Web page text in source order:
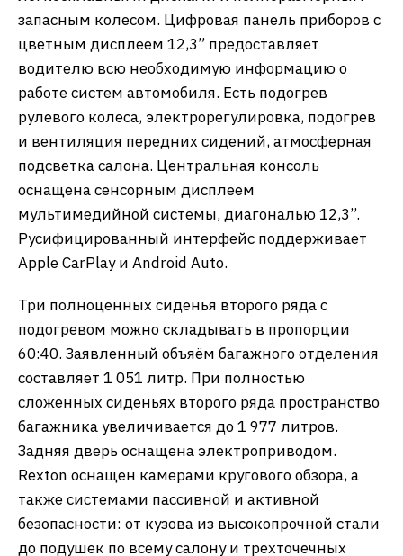
запасным колесом. Цифровая панель приборов с
цветным дисплеем 12,3” предоставляет
водителю всю необходимую информацию о
работе систем автомобиля. Есть подогрев
рулевого колеса, электрорегулировка, подогрев
и вентиляция передних сидений, атмосферная
подсветка салона. Центральная консоль
оснащена сенсорным дисплеем
мультимедийной системы, диагональю 12,3”.
Русифицированный интерфейс поддерживает
Apple CarPlay и Android Auto.
Три полноценных сиденья второго ряда с
подогревом можно складывать в пропорции
60:40. Заявленный объяём багажного отделения
составляет 1 051 литр. При полностью
сложенных сиденьях второго ряда пространство
багажника увеличивается до 1 977 литров.
Задняя дверь оснащена электроприводом.
Rexton оснащен камерами кругового обзора, а
также системами пассивной и активной
безопасности: от кузова из высокопрочной стали
до подушек по всему салону и трехточечных